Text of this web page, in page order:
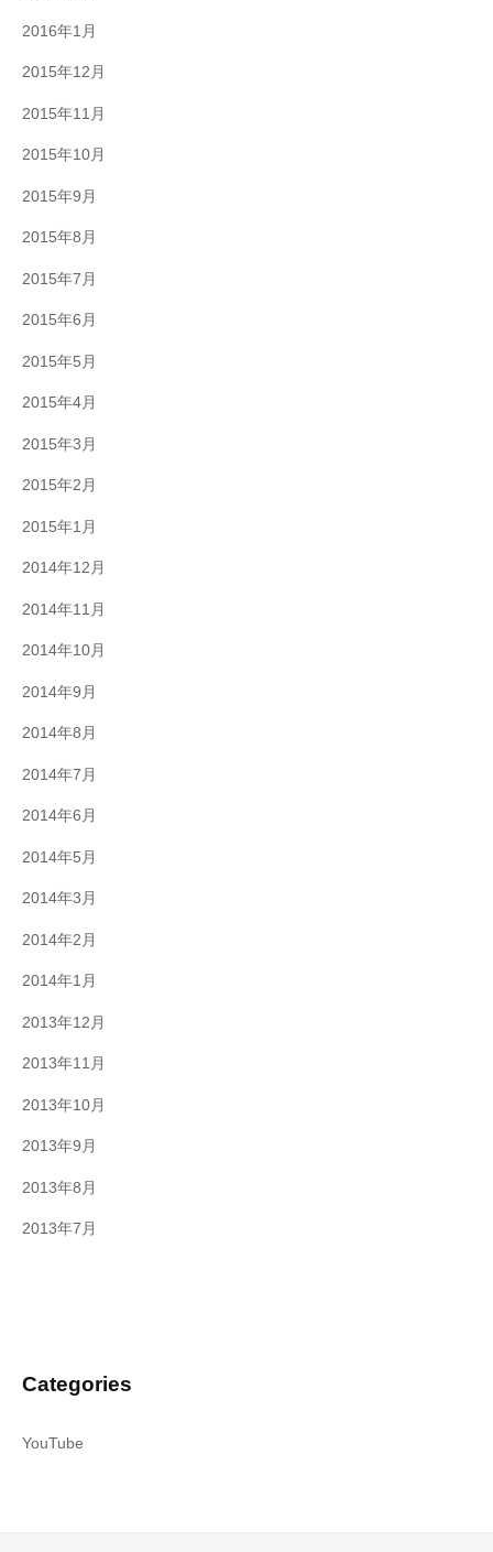
2016年1月
2015年12月
2015年11月
2015年10月
2015年9月
2015年8月
2015年7月
2015年6月
2015年5月
2015年4月
2015年3月
2015年2月
2015年1月
2014年12月
2014年11月
2014年10月
2014年9月
2014年8月
2014年7月
2014年6月
2014年5月
2014年3月
2014年2月
2014年1月
2013年12月
2013年11月
2013年10月
2013年9月
2013年8月
2013年7月
Categories
YouTube